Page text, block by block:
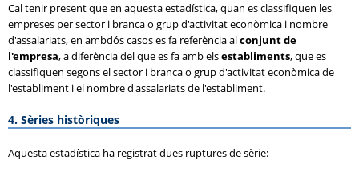
Cal tenir present que en aquesta estadística, quan es classifiquen les
empreses per sector i branca o grup d'activitat econòmica i nombre
d'assalariats, en ambdós casos es fa referència alconjunt de
l'empresa, a diferència del que es fa amb elsestabliments, que es
classifiquen segons el sector i branca o grup d'activitat econòmica de
l'establiment i el nombre d'assalariats de l'establiment.
4. Sèries històriques
Aquesta estadística ha registrat dues ruptures de sèrie: